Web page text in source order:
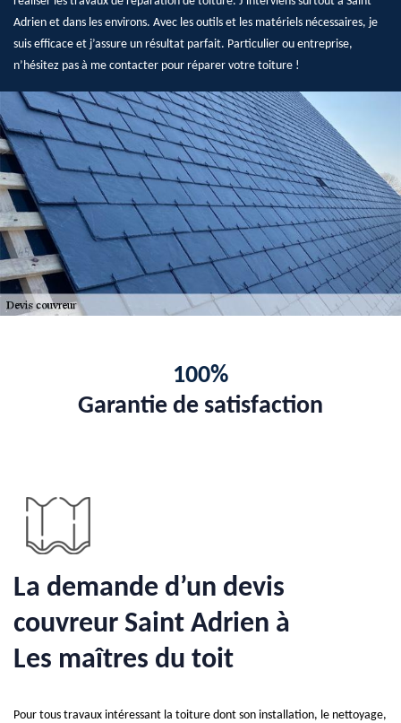
Adrien et dans les environs. Avec les outils et les matériels nécessaires, je
suis efficace et j’assure un résultat parfait. Particulier ou entreprise,
n’hésitez pas à me contacter pour réparer votre toiture !
100%
Garantie de satisfaction
La demande d’un devis
couvreur Saint Adrien à
Les maîtres du toit
Pour tous travaux intéressant la toiture dont son installation, le nettoyage,